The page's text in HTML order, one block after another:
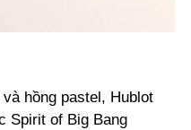
hồng pastel, Hublot
Spirit of Big Bang